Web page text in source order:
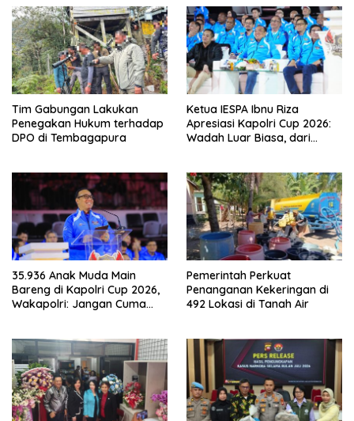
Tim Gabungan Lakukan
Penegakan Hukum terhadap
DPO di Tembagapura
Ketua IESPA Ibnu Riza
Apresiasi Kapolri Cup 2026:
Wadah Luar Biasa, dari
35.936 Anak Muda Main
Bareng di Kapolri Cup 2026,
Wakapolri: Jangan Cuma
Pemerintah Perkuat
Penanganan Kekeringan di
492 Lokasi di Tanah Air